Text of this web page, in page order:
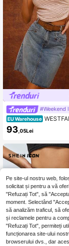
#Weekend
EU Warehouse
din denim cu talie
re, cu cusături
93 ,05Lei
Pe site-ul nostru web,
solicitat și pentru a vă
"Refuzați Tot", să
moment. Selectând
să analizăm traficul, să
și reclamele pentru a
"Refuzați Tot", permiteți
funcționarea site-ului
browserului dvs., dar